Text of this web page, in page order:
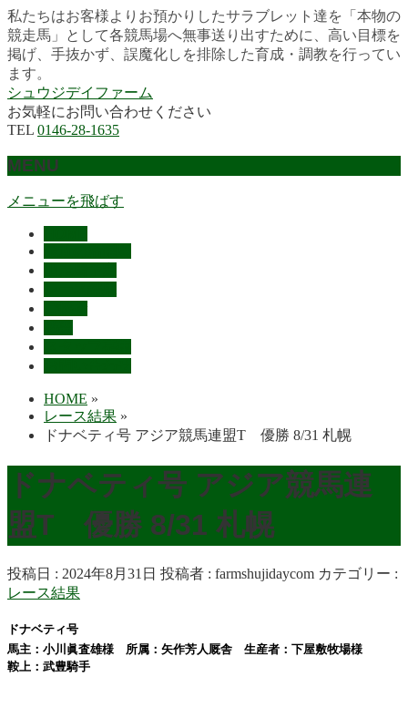
私たちはお客様よりお預かりしたサラブレット達を「本物の
競走馬」として各競馬場へ無事送り出すために、高い目標を
掲げ、手抜かず、誤魔化しを排除した育成・調教を行ってい
ます。
シュウジデイファーム
お気軽にお問い合わせください
TEL 0146-28-1635
MENU
メニューを飛ばす
HOME »
レース結果 »
ドナベティ号 アジア競馬連盟T 優勝 8/31 札幌
ドナベティ号 アジア競馬連
盟T 優勝 8/31 札幌
投稿日 : 2024年8月31日 投稿者 : farmshujidaycom カテゴリー :
レース結果
ドナベティ号
馬主：小川眞査雄様 所属：矢作芳人厩舎 生産者：下屋敷牧場様
鞍上：武豊騎手